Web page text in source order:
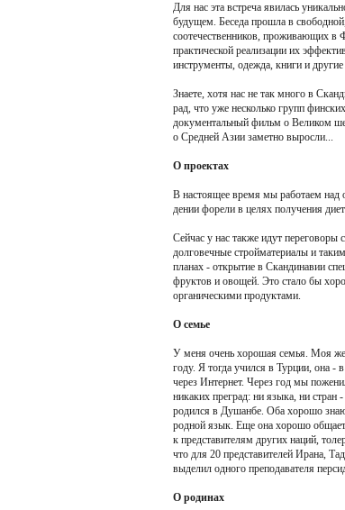
Для нас эта встреча явилась
будущем. Беседа прошла в
соотечественников, проживающих в
практической реализации их
инструменты, одежда, книги и
Знаете, хотя нас не так много в
рад, что уже несколько групп
документальный фильм о Великом
о Средней Азии заметно выросли...
О проектах
В настоящее время мы работаем над
дении форели в целях получения
Сейчас у нас также идут
долговечные стройматериалы и
планах - открытие в Скандинавии
фруктов и овощей. Это стало бы
органическими продуктами.
О семье
У меня очень хорошая семья. Моя
году. Я тогда учился в Турции, она
через Интернет. Через год мы
никаких преград: ни языка, ни
родился в Душанбе. Оба хорошо
родной язык. Еще она хорошо
к представителям других наций,
что для 20 представителей Ирана,
выделил одного преподавателя
О родинах